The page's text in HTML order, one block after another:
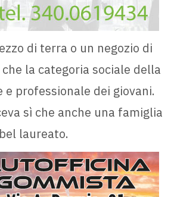
di terra o un negozio di
la categoria sociale della
professionale dei giovani.
sì che anche una famiglia
laureato.